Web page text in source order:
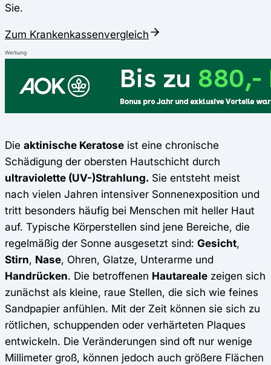
Sie.
Zum Krankenkassenvergleich
Werbung
Die aktinische Keratose ist eine chronische
Schädigung der obersten Hautschicht durch
ultraviolette (UV-)Strahlung. Sie entsteht meist
nach vielen Jahren intensiver Sonnenexposition und
tritt besonders häufig bei Menschen mit heller Haut
auf. Typische Körperstellen sind jene Bereiche, die
regelmäßig der Sonne ausgesetzt sind: Gesicht,
Stirn, Nase, Ohren, Glatze, Unterarme und
Handrücken. Die betroffenen Hautareale zeigen sich
zunächst als kleine, raue Stellen, die sich wie feines
Sandpapier anfühlen. Mit der Zeit können sie sich zu
rötlichen, schuppenden oder verhärteten Plaques
entwickeln. Die Veränderungen sind oft nur wenige
Millimeter groß, können jedoch auch größere Flächen